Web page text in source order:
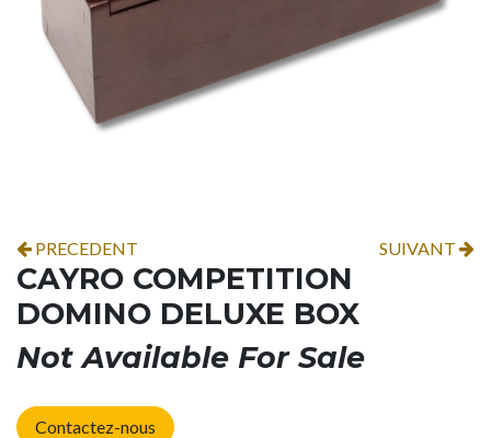
PRECEDENT SUIVANT
CAYRO COMPETITION
DOMINO DELUXE BOX
Not Available For Sale
Contactez-nous